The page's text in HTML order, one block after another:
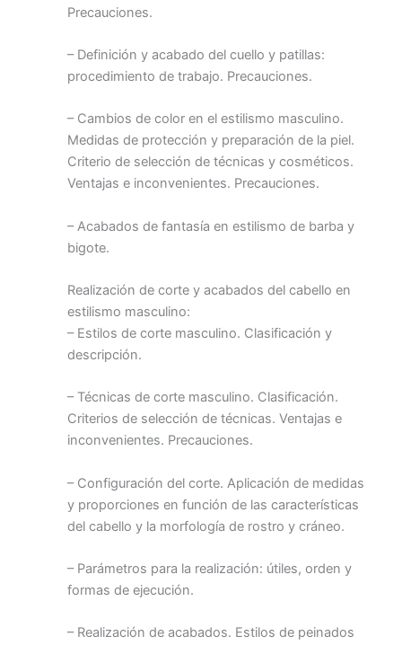
Precauciones.
– Definición y acabado del cuello y patillas:
procedimiento de trabajo. Precauciones.
– Cambios de color en el estilismo masculino.
Medidas de protección y preparación de la piel.
Criterio de selección de técnicas y cosméticos.
Ventajas e inconvenientes. Precauciones.
– Acabados de fantasía en estilismo de barba y
bigote.
Realización de corte y acabados del cabello en
estilismo masculino:
– Estilos de corte masculino. Clasificación y
descripción.
– Técnicas de corte masculino. Clasificación.
Criterios de selección de técnicas. Ventajas e
inconvenientes. Precauciones.
– Configuración del corte. Aplicación de medidas
y proporciones en función de las características
del cabello y la morfología de rostro y cráneo.
– Parámetros para la realización: útiles, orden y
formas de ejecución.
– Realización de acabados. Estilos de peinados